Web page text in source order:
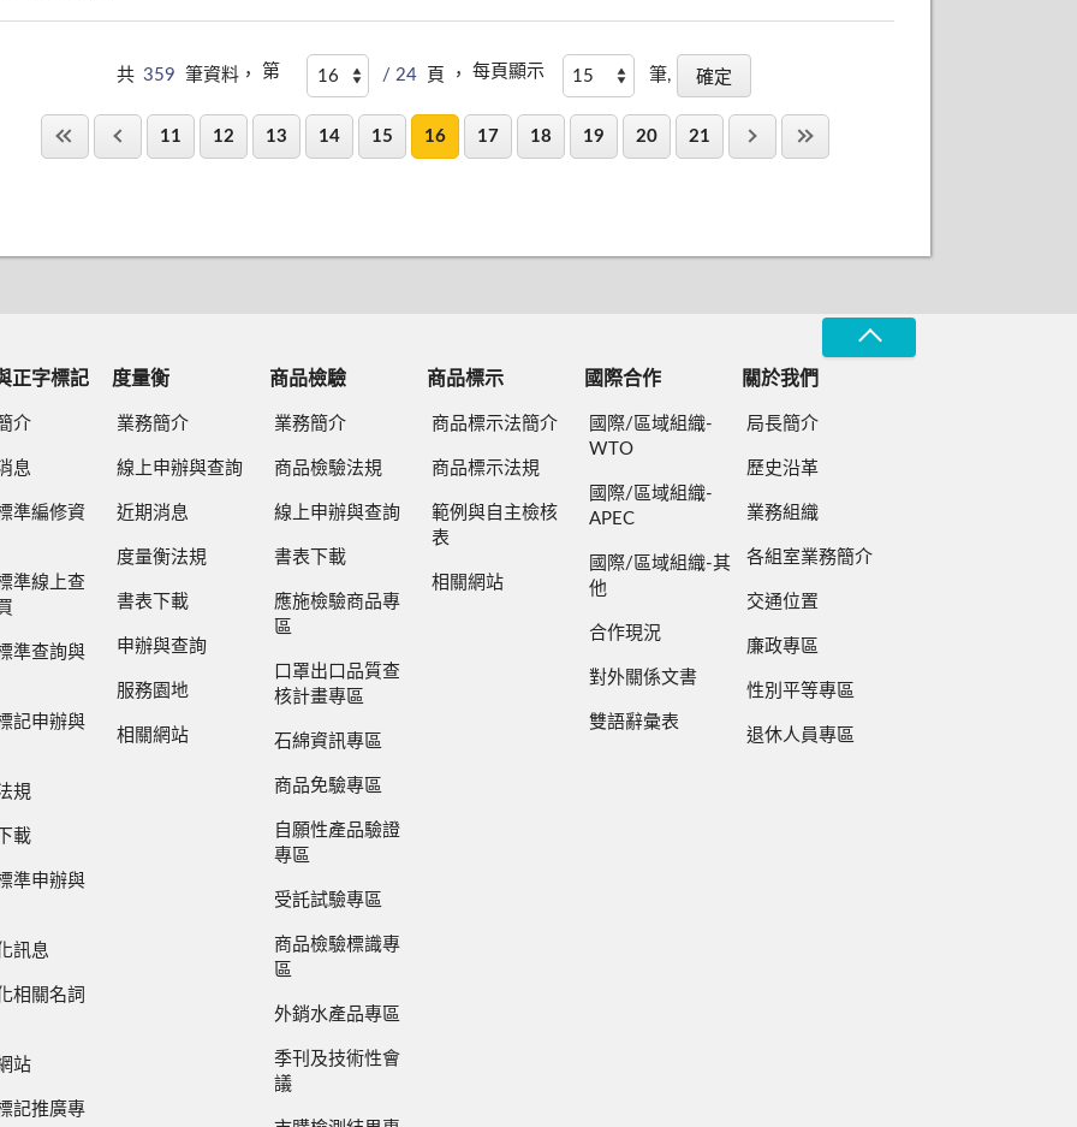
共 359 筆資料， 第 / 24 頁 ， 每頁顯示 筆,
11 12 13 14 15 16 17 18 19 20 21
正字標記
介
息
準編修資
準線上查
準查詢與
記申辦與
規
載
準申辦與
訊息
相關名詞
站
記推廣專
度量衡
業務簡介
線上申辦與查詢
近期消息
度量衡法規
書表下載
申辦與查詢
服務園地
相關網站
商品檢驗
業務簡介
商品檢驗法規
線上申辦與查詢
書表下載
應施檢驗商品專
區
口罩出口品質查
核計畫專區
石綿資訊專區
商品免驗專區
自願性產品驗證
專區
受託試驗專區
商品檢驗標識專
區
外銷水產品專區
季刊及技術性會
議
商品標示
商品標示法簡介
商品標示法規
範例與自主檢核
表
相關網站
國際合作
國際/區域組織-
WTO
國際/區域組織-
APEC
國際/區域組織-其
他
合作現況
對外關係文書
雙語辭彙表
關於我們
局長簡介
歷史沿革
業務組織
各組室業務簡介
交通位置
廉政專區
性別平等專區
退休人員專區